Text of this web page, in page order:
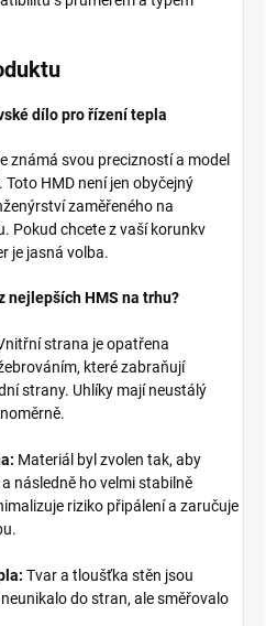
dílo pro řízení tepla
známá svou precizností a model
HMD není jen obyčejný
zaměřeného na
Pokud chcete z vaší korunkv
je jasná volba.
nejlepších HMS na trhu?
strana je opatřena
které zabraňují
strany. Uhlíky mají neustálý
Materiál byl zvolen tak, aby
následně ho velmi stabilně
riziko připálení a zaručuje
Tvar a tloušťka stěn jsou
do stran, ale směřovalo